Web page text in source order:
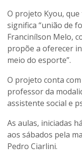
O projeto Kyou,
significa “união de
Francinílson Melo,
propõe a oferecer
meio do esporte”.
O projeto conta
professor da
assistente social e
As aulas, iniciadas
aos sábados pela
Pedro Ciarlini.